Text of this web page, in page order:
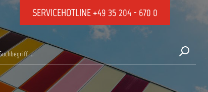
SERVICEHOTLINE+49 35 204 - 670 0